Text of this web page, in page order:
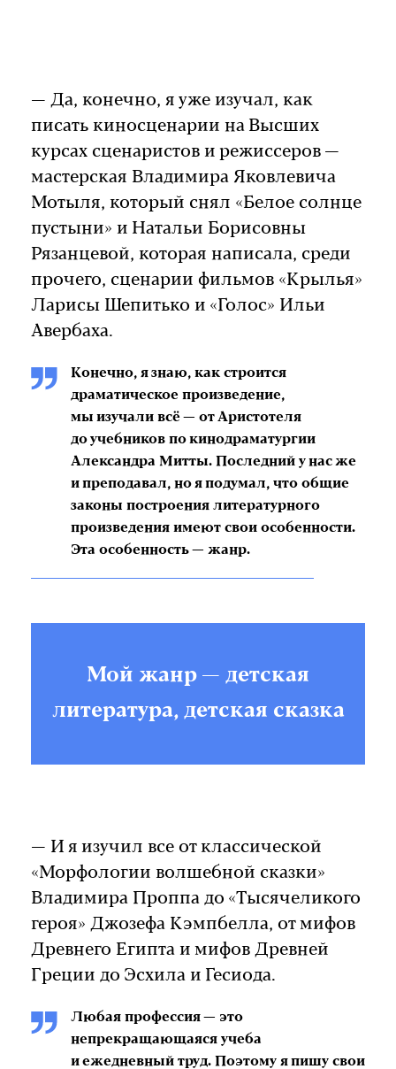
— Да, конечно, я уже изучал, как
писать киносценарии на Высших
курсах сценаристов и режиссеров —
мастерская Владимира Яковлевича
Мотыля, который снял «Белое солнце
пустыни» и Натальи Борисовны
Рязанцевой, которая написала, среди
прочего, сценарии фильмов «Крылья»
Ларисы Шепитько и «Голос» Ильи
Авербаха.
Конечно, я знаю, как строится
драматическое произведение,
мы изучали всё — от Аристотеля
до учебников по кинодраматургии
Александра Митты. Последний у нас же
и преподавал, но я подумал, что общие
законы построения литературного
произведения имеют свои особенности.
Эта особенность — жанр.
Мой жанр — детская
литература, детская сказка
— И я изучил все от классической
«Морфологии волшебной сказки»
Владимира Проппа до «Тысячеликого
героя» Джозефа Кэмпбелла, от мифов
Древнего Египта и мифов Древней
Греции до Эсхила и Гесиода.
Любая профессия — это
непрекращающаяся учеба
и ежедневный труд. Поэтому я пишу свои